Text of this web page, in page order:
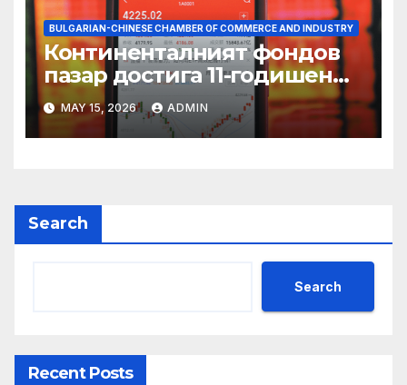
BULGARIAN-CHINESE CHAMBER OF COMMERCE AND INDUSTRY
Континенталният фондов
пазар достига 11-годишен
връх
MAY 15, 2026 ADMIN
Search
Search
Recent Posts